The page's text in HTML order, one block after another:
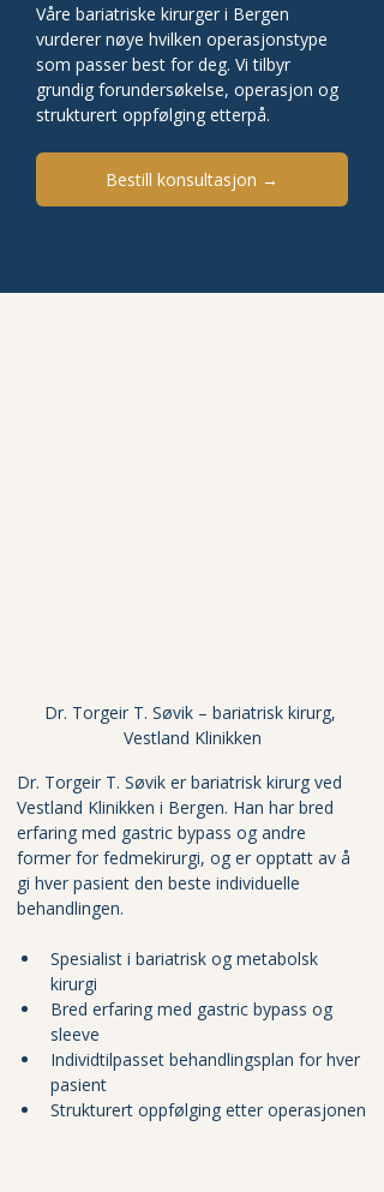
Våre bariatriske kirurger i Bergen
vurderer nøye hvilken operasjonstype
som passer best for deg. Vi tilbyr
grundig forundersøkelse, operasjon og
strukturert oppfølging etterpå.
Bestill konsultasjon →
Dr. Torgeir T. Søvik – bariatrisk kirurg,
Vestland Klinikken
Dr. Torgeir T. Søvik er bariatrisk kirurg ved
Vestland Klinikken i Bergen. Han har bred
erfaring med gastric bypass og andre
former for fedmekirurgi, og er opptatt av å
gi hver pasient den beste individuelle
behandlingen.
Spesialist i bariatrisk og metabolsk
kirurgi
Bred erfaring med gastric bypass og
sleeve
Individtilpasset behandlingsplan for hver
pasient
Strukturert oppfølging etter operasjonen